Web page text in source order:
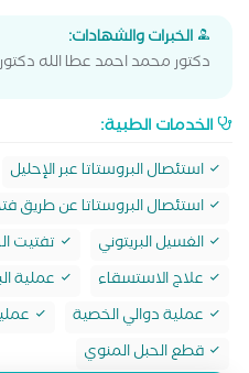
الخبرات والشهادات:
دكتور محمد احمد عطا الله
الخدمات الطبية:
استئصال البروستاتا عبر الإحليل
استئصال البروستاتا عن طريق
الغسيل البريتوني
تفتيت
علاج الاستسقاء
عملية
عملية دوالي الخصية
قطع الحبل المنوي